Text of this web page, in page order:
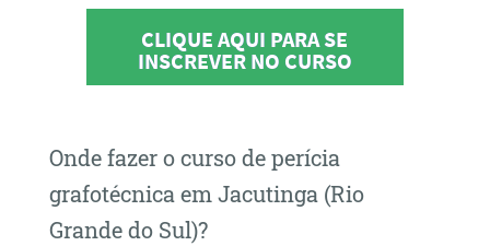
CLIQUE AQUI PARA SE
INSCREVER NO CURSO
Onde fazer o curso de perícia
grafotécnica em Jacutinga (Rio
Grande do Sul)?